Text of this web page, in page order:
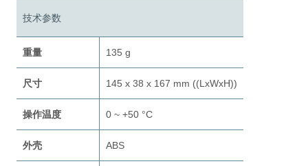
技术参数
重量 135 g
尺寸 145 x 38 x 167 mm ((LxWxH))
操作温度 0 ~ +50 °C
外壳 ABS